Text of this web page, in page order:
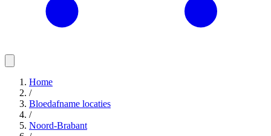
Home
/
Bloedafname locaties
/
Noord-Brabant